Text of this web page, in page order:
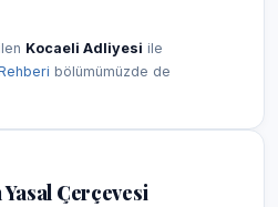
Kocaeli Adliyesi ile
bölümümüzde de
Çerçevesi